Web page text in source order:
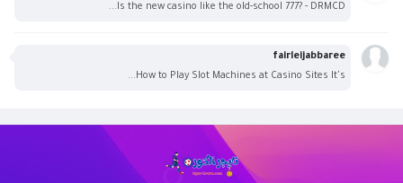
Is the new casino like the old-school 777? - DRMCD...
fairleijabbaree
How to Play Slot Machines at Casino Sites It's...